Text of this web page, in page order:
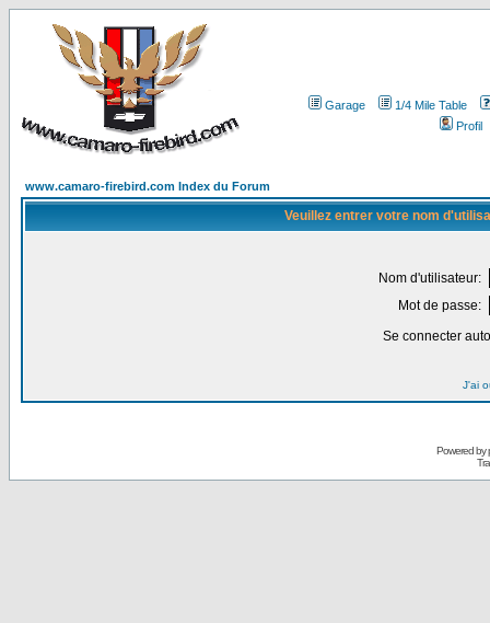
Garage
1/4 Mile Table
Profil
www.camaro-firebird.com Index du Forum
Veuillez entrer votre nom
Nom d'utilisateur:
Mot de passe:
Se connecter
J'ai
Powered by